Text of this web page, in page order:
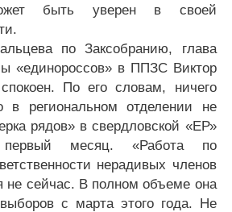
быть уверен в своей
по Заксобранию, глава
«единороссов» в ППЗС Виктор
По его словам, ничего
в региональном отделении не
рядов» в свердловской «ЕР»
месяц. «Работа по
нерадивых членов
не сейчас. В полном объеме она
с марта этого года. Не